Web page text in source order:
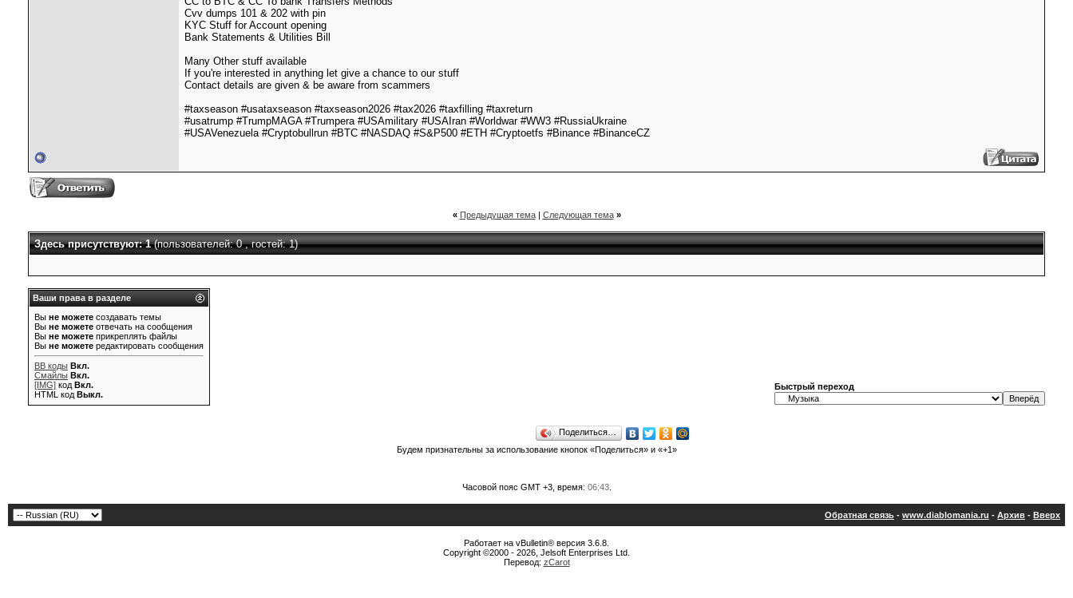
Cvv dumps 101 & 202 with pin
KYC Stuff for Account opening
Bank Statements & Utilities Bill
Many Other stuff available
If you're interested in anything let give a chance to our stuff
Contact details are given & be aware from scammers
#taxseason #usataxseason #taxseason2026 #tax2026 #taxfilling #taxreturn
#usatrump #TrumpMAGA #Trumpera #USAmilitary #USAIran #Worldwar #WW3 #RussiaUkraine
#USAVenezuela #Cryptobullrun #BTC #NASDAQ #S&P500 #ETH #Cryptoetfs #Binance #BinanceCZ
« Предыдущая тема| Следующая тема »
Здесь присутствуют: 1(пользователей: 0 , гостей: 1)
Ваши права в разделе
Вы не можете создавать темы
Вы не можете отвечать на сообщения
Вы не можете прикреплять файлы
Вы не можете редактировать сообщения
BB коды Вкл.
Смайлы Вкл.
[IMG] код Вкл.
HTML код Выкл.
Быстрый переход
Поделиться…
Будем признательны за использование кнопок «Поделиться» и «+1»
Часовой пояс GMT +3, время: 06:43.
Обратная связь - www.diablomania.ru - Архив - Вверх
Работает на vBulletin® версия 3.6.8.
Copyright ©2000 - 2026, Jelsoft Enterprises Ltd.
Перевод: zCarot